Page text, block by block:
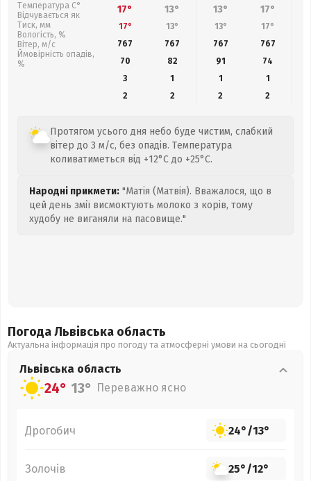
Температура С°
Відчувається як
Тиск, мм
Вологість, %
Вітер, м/с
Ймовірність опадів,
%
17° 13° 13° 17°
17° 13° 13° 17°
767
767 767 767
70
82 91 74
3
1 1
1
2
2 2 2
Протягом усього дня небо буде чистим, слабкий
вітер до 3 м/с, без опадів. Температура
коливатиметься від +12°C до +25°C.
Народні прикмети: "Матія (Матвія). Вважалося, що в
цей день змії висмоктують молоко з корів, тому
худобу не виганяли на пасовище."
Погода Львівська область
Актуальна інформація про погоду та атмосферні умови на сьогодні
Львівська область
24° 13° Переважно ясно
Дрогобич 24°/13°
Золочів 25°/12°